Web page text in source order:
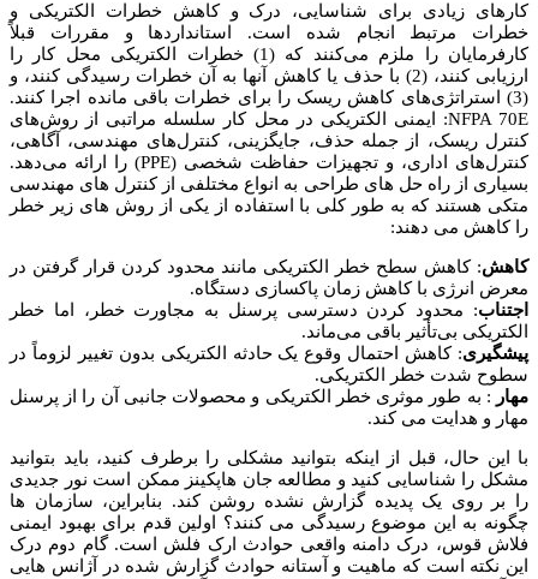
کارهای زیادی برای شناسایی، درک و کاهش خطرات الکتریکی و
خطرات مرتبط انجام شده است. استانداردها و مقررات قبلاً
کارفرمایان را ملزم می‌کنند که (1) خطرات الکتریکی محل کار را
ارزیابی کنند، (2) با حذف یا کاهش آنها به آن خطرات رسیدگی کنند، و
(3) استراتژی‌های کاهش ریسک را برای خطرات باقی مانده اجرا کنند.
NFPA 70E: ایمنی الکتریکی در محل کار سلسله مراتبی از روش‌های
کنترل ریسک، از جمله حذف، جایگزینی، کنترل‌های مهندسی، آگاهی،
کنترل‌های اداری، و تجهیزات حفاظت شخصی (PPE) را ارائه می‌دهد.
بسیاری از راه حل های طراحی به انواع مختلفی از کنترل های مهندسی
متکی هستند که به طور کلی با استفاده از یکی از روش های زیر خطر
را کاهش می دهند:
کاهش: کاهش سطح خطر الکتریکی مانند محدود کردن قرار گرفتن در
معرض انرژی با کاهش زمان پاکسازی دستگاه.
اجتناب: محدود کردن دسترسی پرسنل به مجاورت خطر، اما خطر
الکتریکی بی‌تأثیر باقی می‌ماند.
پیشگیری: کاهش احتمال وقوع یک حادثه الکتریکی بدون تغییر لزوماً در
سطوح شدت خطر الکتریکی.
مهار : به طور موثری خطر الکتریکی و محصولات جانبی آن را از پرسنل
مهار و هدایت می کند.
با این حال، قبل از اینکه بتوانید مشکلی را برطرف کنید، باید بتوانید
مشکل را شناسایی کنید و مطالعه جان هاپکینز ممکن است نور جدیدی
را بر روی یک پدیده گزارش نشده روشن کند. بنابراین، سازمان ها
چگونه به این موضوع رسیدگی می کنند؟ اولین قدم برای بهبود ایمنی
فلاش قوس، درک دامنه واقعی حوادث ارک فلش است. گام دوم درک
این نکته است که ماهیت و آستانه حوادث گزارش شده در آژانس هایی